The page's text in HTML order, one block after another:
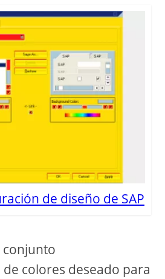
de diseño de SAP
conjunto
colores deseado para